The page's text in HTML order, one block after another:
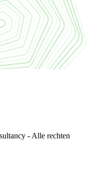
- Alle rechten